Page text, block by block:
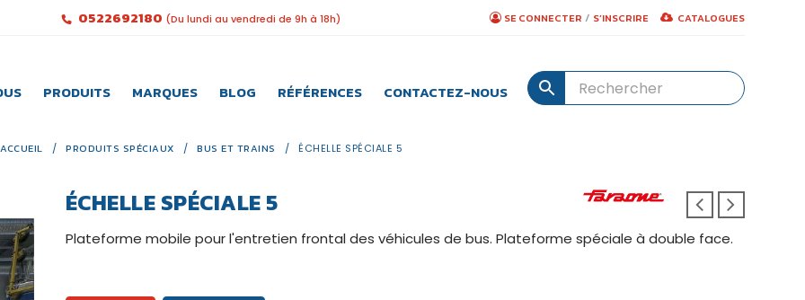
0522692180 (Du lundi au vendredi de 9h à 18h) SE CONNECTER / S’INSCRIRE CATALOGUES
PRODUITS MARQUES BLOG RÉFÉRENCES CONTACTEZ-NOUS
ACCUEIL / PRODUITS SPÉCIAUX / BUS ET TRAINS / ÉCHELLE SPÉCIALE 5
ÉCHELLE SPÉCIALE 5
Plateforme mobile pour l'entretien frontal des véhicules de bus. Plateforme spéciale à double face.